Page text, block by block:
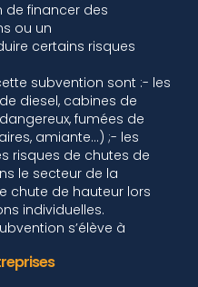
de financer des
ou un
certains risques
subvention sont :- les
diesel, cabines de
fumées de
amiante…) ;- les
risques de chutes de
le secteur de la
chute de hauteur lors
individuelles.
s’élève à